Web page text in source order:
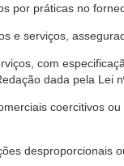
por práticas no
e serviços,
com
dada pela Lei
coercitivos
desproporcionais